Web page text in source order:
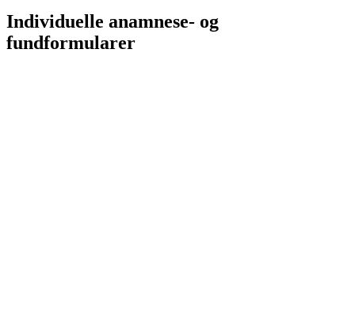
Individuelle anamnese- og
fundformularer